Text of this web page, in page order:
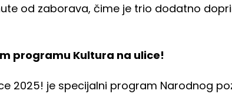
od zaborava, čime je trio dodatno
programu Kultura na ulice!
2025! je specijalni program Narodnog